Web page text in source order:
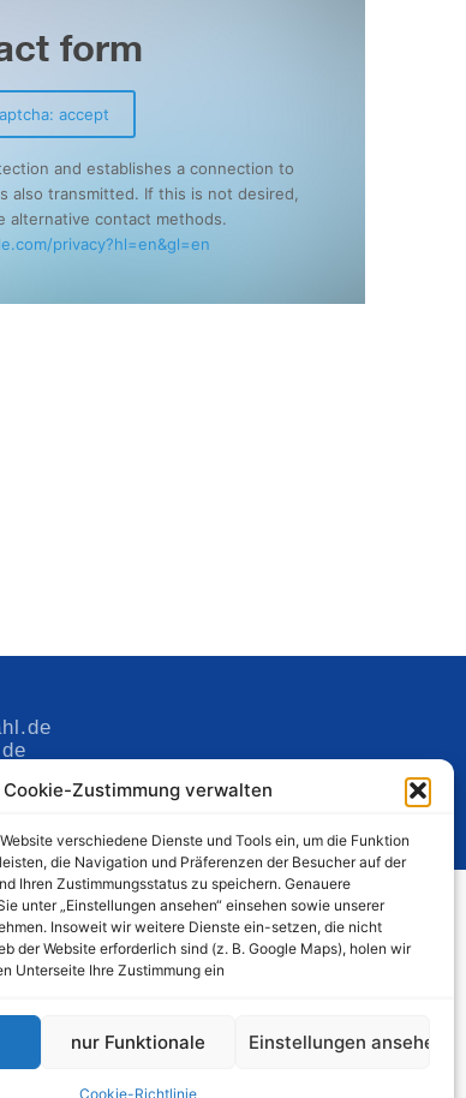
Cookie-Zustimmung verwalten
verschiedene Dienste und Tools ein, um die Funktion
die Navigation und Präferenzen der Besucher auf der
Ihren Zustimmungsstatus zu speichern. Genauere
unter „Einstellungen ansehen“ einsehen sowie unserer
Insoweit wir weitere Dienste ein-setzen, die nicht
der Website erforderlich sind (z. B. Google Maps), holen wir
Unterseite Ihre Zustimmung ein
nur Funktionale Einstellungen ansehen
Cookie-Richtlinie
form
accept
and establishes a connection to
also transmitted. If this is not desired,
alternative contact methods.
privacy?hl=en&gl=en